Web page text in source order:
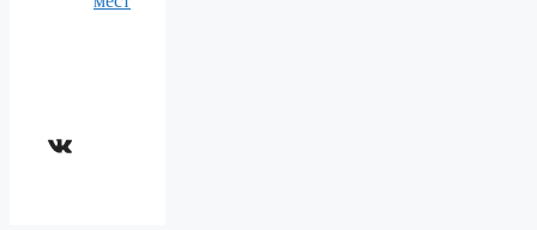
ВКонтакте